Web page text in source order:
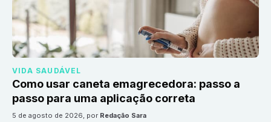
VIDA SAUDÁVEL
Como usar caneta emagrecedora: passo a
passo para uma aplicação correta
5 de agosto de 2026, por Redação Sara